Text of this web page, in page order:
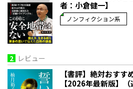
者：小倉健一】
ノンフィクション系
2 レビュー
【書評】絶対おす
【2026年最新版】（